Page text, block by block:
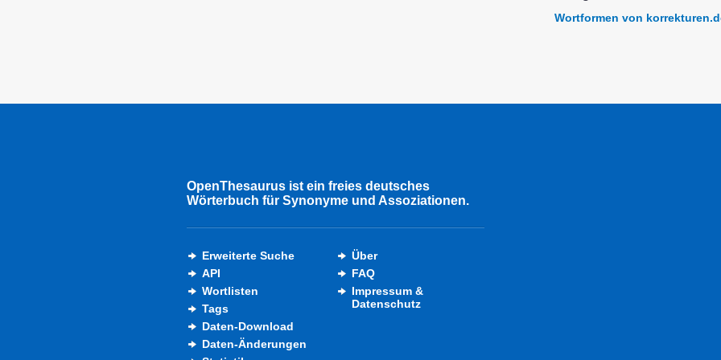
Wortformen von
OpenThesaurus ist ein freies deutsches
Wörterbuch für Synonyme und Assoziationen.
Erweiterte Suche
API
Wortlisten
Tags
Daten-Download
Daten-Änderungen
Über
FAQ
Impressum &
Datenschutz